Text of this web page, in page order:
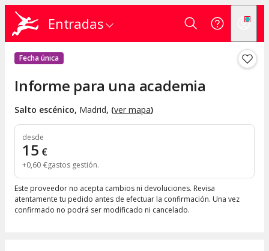
Entradas
Fecha única
Informe para una academia
Salto escénico, Madrid, (ver mapa)
desde
15 €
+0,60 €gastos gestión
Este proveedor no acepta cambios ni devoluciones. Revisa
atentamente tu pedido antes de efectuar la confirmación. Una vez
confirmado no podrá ser modificado ni cancelado.